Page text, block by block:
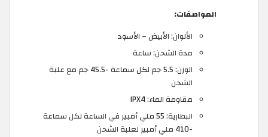
المواصفات:
الألوان: الأبيض – الأسود
مدة الشحن: ساعة
الوزن: 5.5 جم لكل سماعة -45.5 جم مع علبة
الشحن
مقاومة الماء: IPX4
البطارية: 55 ملي أمبير في الساعة لكل سماعة
-410 ملي أمبير لعلبة الشحن